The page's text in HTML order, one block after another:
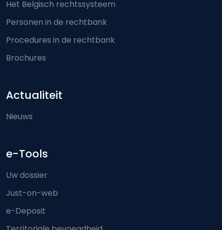
Het Belgisch rechtssysteem
Personen in de rechtbank
Procedures in de rechtbank
Brochures
Actualiteit
Nieuws
e-Tools
Uw dossier
Just-on-web
e-Deposit